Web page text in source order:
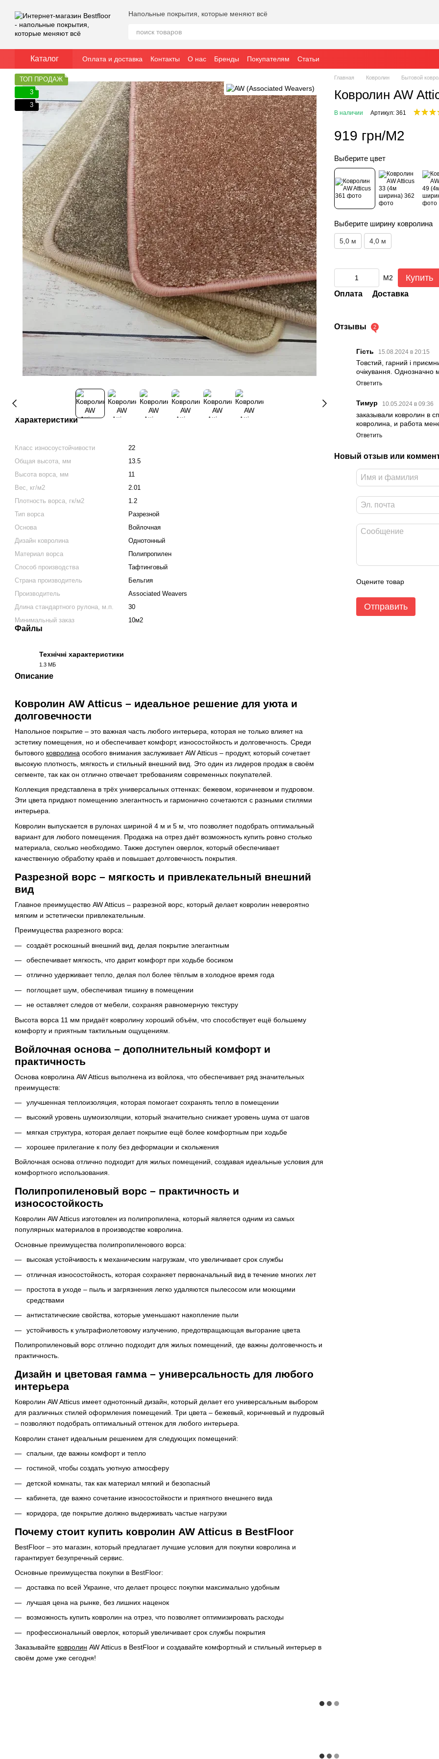
Напольные покрытия, которые меняют всё
Каталог Оплата и доставка Контакты О нас Бренды Покупателям Статьи
ТОП ПРОДАЖ
3
3
Характеристики
Класс износоустойчивости
22
Общая высота, мм
13.5
Высота ворса, мм
11
Вес, кг/м2
2.01
Плотность ворса, гк/м2
1.2
Тип ворса
Разрезной
Основа
Войлочная
Дизайн ковролина
Однотонный
Материал ворса
Полипропилен
Способ производства
Тафтинговый
Страна производитель
Бельгия
Производитель
Associated Weavers
Длина стандартного рулона, м.п.
30
Минимальный заказ
10м2
Файлы
Технічні характеристики
1.3 МБ
Описание
Ковролин AW Atticus – идеальное решение для уюта и
долговечности
Напольное покрытие – это важная часть любого интерьера, которая не только влияет на
эстетику помещения, но и обеспечивает комфорт, износостойкость и долговечность. Среди
бытового ковролина особого внимания заслуживает AW Atticus – продукт, который сочетает
высокую плотность, мягкость и стильный внешний вид. Это один из лидеров продаж в своём
сегменте, так как он отлично отвечает требованиям современных покупателей.
Коллекция представлена в трёх универсальных оттенках: бежевом, коричневом и пудровом.
Эти цвета придают помещению элегантность и гармонично сочетаются с разными стилями
интерьера.
Ковролин выпускается в рулонах шириной 4 м и 5 м, что позволяет подобрать оптимальный
вариант для любого помещения. Продажа на отрез даёт возможность купить ровно столько
материала, сколько необходимо. Также доступен оверлок, который обеспечивает
качественную обработку краёв и повышает долговечность покрытия.
Разрезной ворс – мягкость и привлекательный внешний
вид
Главное преимущество AW Atticus – разрезной ворс, который делает ковролин невероятно
мягким и эстетически привлекательным.
Преимущества разрезного ворса:
создаёт роскошный внешний вид, делая покрытие элегантным
обеспечивает мягкость, что дарит комфорт при ходьбе босиком
отлично удерживает тепло, делая пол более тёплым в холодное время года
поглощает шум, обеспечивая тишину в помещении
не оставляет следов от мебели, сохраняя равномерную текстуру
Высота ворса 11 мм придаёт ковролину хороший объём, что способствует ещё большему
комфорту и приятным тактильным ощущениям.
Войлочная основа – дополнительный комфорт и
практичность
Основа ковролина AW Atticus выполнена из войлока, что обеспечивает ряд значительных
преимуществ:
улучшенная теплоизоляция, которая помогает сохранять тепло в помещении
высокий уровень шумоизоляции, который значительно снижает уровень шума от шагов
мягкая структура, которая делает покрытие ещё более комфортным при ходьбе
хорошее прилегание к полу без деформации и скольжения
Войлочная основа отлично подходит для жилых помещений, создавая идеальные условия для
комфортного использования.
Полипропиленовый ворс – практичность и
износостойкость
Ковролин AW Atticus изготовлен из полипропилена, который является одним из самых
популярных материалов в производстве ковролина.
Основные преимущества полипропиленового ворса:
высокая устойчивость к механическим нагрузкам, что увеличивает срок службы
отличная износостойкость, которая сохраняет первоначальный вид в течение многих лет
простота в уходе – пыль и загрязнения легко удаляются пылесосом или моющими
средствами
антистатические свойства, которые уменьшают накопление пыли
устойчивость к ультрафиолетовому излучению, предотвращающая выгорание цвета
Полипропиленовый ворс отлично подходит для жилых помещений, где важны долговечность и
практичность.
Дизайн и цветовая гамма – универсальность для любого
интерьера
Ковролин AW Atticus имеет однотонный дизайн, который делает его универсальным выбором
для различных стилей оформления помещений. Три цвета – бежевый, коричневый и пудровый
– позволяют подобрать оптимальный оттенок для любого интерьера.
Ковролин станет идеальным решением для следующих помещений:
спальни, где важны комфорт и тепло
гостиной, чтобы создать уютную атмосферу
детской комнаты, так как материал мягкий и безопасный
кабинета, где важно сочетание износостойкости и приятного внешнего вида
коридора, где покрытие должно выдерживать частые нагрузки
Почему стоит купить ковролин AW Atticus в BestFloor
BestFloor – это магазин, который предлагает лучшие условия для покупки ковролина и
гарантирует безупречный сервис.
Основные преимущества покупки в BestFloor:
доставка по всей Украине, что делает процесс покупки максимально удобным
лучшая цена на рынке, без лишних наценок
возможность купить ковролин на отрез, что позволяет оптимизировать расходы
профессиональный оверлок, который увеличивает срок службы покрытия
Заказывайте ковролин AW Atticus в BestFloor и создавайте комфортный и стильный интерьер в
своём доме уже сегодня!
Главная Ковролин Бытовой
Ковролин AW
В наличии Артикул: 361
919 грн/М2
Выберите цвет
Выберите ширину ковролина
5,0 м 4,0 м
М2 Купить
Оплата Доставка
Отзывы 2
Гість 15.08.2024 в 20:15
Товстий, гарний і
очікування. Однозначно
Ответить
Тимур 10.05.2024 в 09:36
заказывали ковролин в
ковролина, и работа
Ответить
Новый отзыв или
Оцените товар
Отправить